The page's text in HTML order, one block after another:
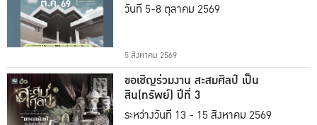
วันที่ 5-8 ตุลาคม 2569
5 สิงหาคม 2569
ขอเชิญร่วมงาน สะสมศิลป์ เป็น
สิน(ทรัพย์) ปีที่ 3
ระหว่างวันที่ 13 - 15 สิงหาคม 2569